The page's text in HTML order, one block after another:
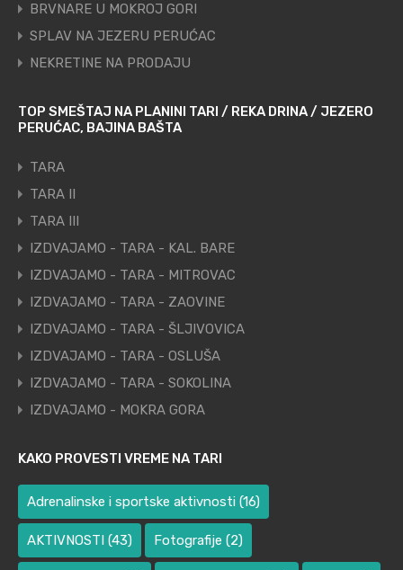
BRVNARE U MOKROJ GORI
SPLAV NA JEZERU PERUĆAC
NEKRETINE NA PRODAJU
TOP SMEŠTAJ NA PLANINI TARI / REKA DRINA / JEZERO
PERUĆAC, BAJINA BAŠTA
TARA
TARA II
TARA III
IZDVAJAMO - TARA - KAL. BARE
IZDVAJAMO - TARA - MITROVAC
IZDVAJAMO - TARA - ZAOVINE
IZDVAJAMO - TARA - ŠLJIVOVICA
IZDVAJAMO - TARA - OSLUŠA
IZDVAJAMO - TARA - SOKOLINA
IZDVAJAMO - MOKRA GORA
KAKO PROVESTI VREME NA TARI
Adrenalinske i sportske aktivnosti (16)
AKTIVNOSTI (43) Fotografije (2)